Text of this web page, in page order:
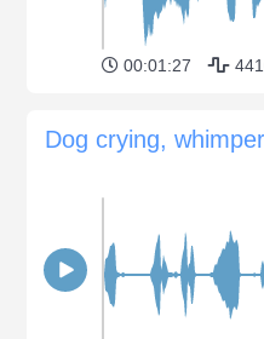
00:01:27
Dog crying,